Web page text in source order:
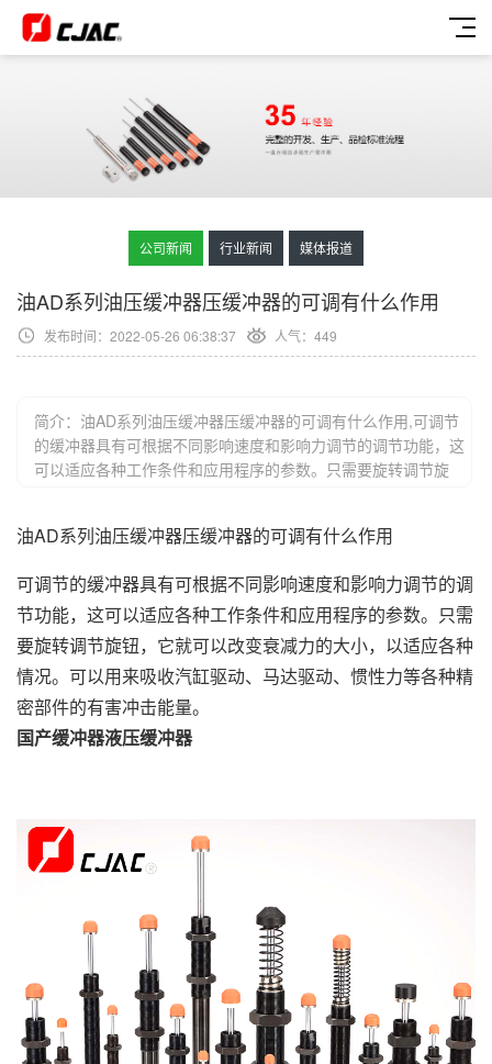
公司新闻 行业新闻 媒体报道
油AD系列油压缓冲器压缓冲器的可调有什么作用
发布时间：2022-05-26 06:38:37 人气： 449
简介：油AD系列油压缓冲器压缓冲器的可调有什么作用,可调节
的缓冲器具有可根据不同影响速度和影响力调节的调节功能，这
可以适应各种工作条件和应用程序的参数。只需要旋转调节旋
量。国产缓冲器液压缓冲器可调节的单孔阻尼是通过在所有缓冲
油AD系列油压缓冲器压缓冲器的可调有什么作用
可调节的缓冲器具有可根据不同影响速度和影响力调节的调
节功能，这可以适应各种工作条件和应用程序的参数。只需
要旋转调节旋钮，它就可以改变衰减力的大小，以适应各种
情况。可以用来吸收汽缸驱动、马达驱动、惯性力等各种精
密部件的有害冲击能量。
国产缓冲器液压缓冲器